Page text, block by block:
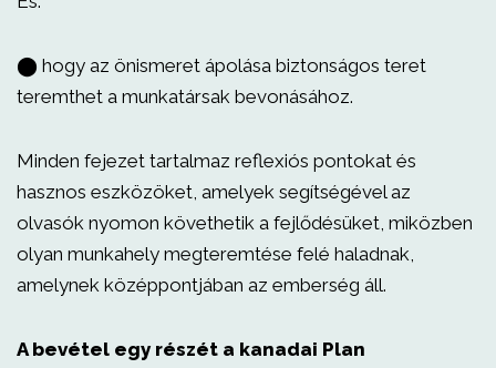
⬤ hogy az önismeret ápolása biztonságos teret
teremthet a munkatársak bevonásához.
Minden fejezet tartalmaz reflexiós pontokat és
hasznos eszközöket, amelyek segítségével az
olvasók nyomon követhetik a fejlődésüket, miközben
olyan munkahely megteremtése felé haladnak,
amelynek középpontjában az emberség áll.
A bevétel egy részét a kanadai Plan